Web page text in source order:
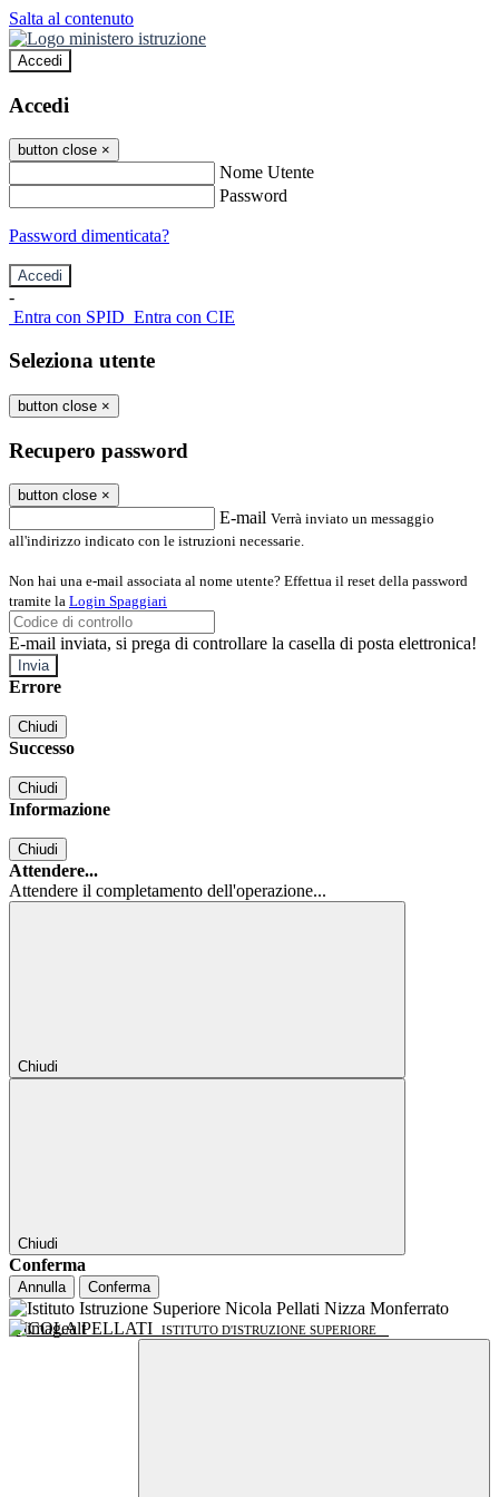
Salta al contenuto
Accedi
Accedi
button close ×
Nome Utente
Password
Password dimenticata?
-
Entra con SPID Entra con CIE
Seleziona utente
button close ×
Recupero password
button close ×
E-mail Verrà inviato un messaggio
all'indirizzo indicato con le istruzioni necessarie.
Non hai una e-mail associata al nome utente? Effettua il reset della password
tramite la Login Spaggiari
E-mail inviata, si prega di controllare la casella di posta elettronica!
Errore
Chiudi
Successo
Chiudi
Informazione
Chiudi
Attendere...
Attendere il completamento dell'operazione...
Chiudi
Chiudi
Conferma
Annulla Conferma
NICOLA PELLATI ISTITUTO D'ISTRUZIONE SUPERIORE